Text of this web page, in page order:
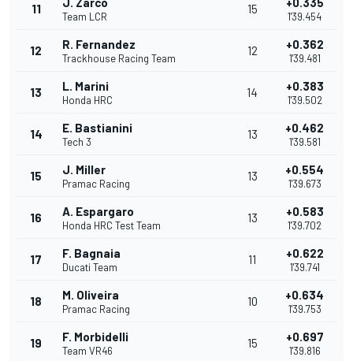
11
Team LCR
15
1'39.454
12 R. Fernandez
Trackhouse Racing Team
12 +0.362
1'39.481
13 L. Marini
Honda HRC
14 +0.383
1'39.502
14 E. Bastianini
Tech 3
13 +0.462
1'39.581
15 J. Miller
Pramac Racing
13 +0.554
1'39.673
16 A. Espargaro
Honda HRC Test Team
13 +0.583
1'39.702
17 F. Bagnaia
Ducati Team
11 +0.622
1'39.741
18 M. Oliveira
Pramac Racing
10 +0.634
1'39.753
19 F. Morbidelli
Team VR46
15 +0.697
1'39.816